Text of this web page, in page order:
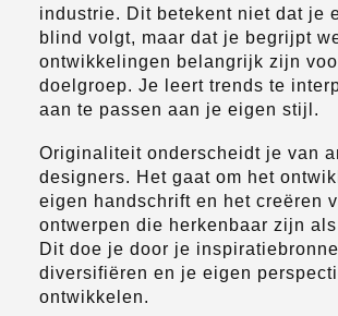
industrie. Dit betekent niet dat je
blind volgt, maar dat je begrijpt
ontwikkelingen belangrijk zijn
doelgroep. Je leert trends te
aan te passen aan je eigen stijl.
Originaliteit onderscheidt je van
designers. Het gaat om het
eigen handschrift en het creëren
ontwerpen die herkenbaar zijn
Dit doe je door je
diversifiëren en je eigen
ontwikkelen.